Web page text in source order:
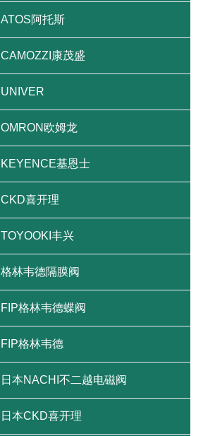
ATOS阿托斯
CAMOZZI康茂盛
UNIVER
OMRON欧姆龙
KEYENCE基恩士
CKD喜开理
TOYOOKI丰兴
格林韦德隔膜阀
FIP格林韦德蝶阀
FIP格林韦德
日本NACHI不二越电磁阀
日本CKD喜开理